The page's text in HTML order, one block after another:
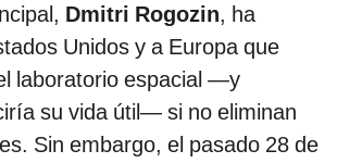
Dmitri Rogozin, ha
Unidos y a Europa que
laboratorio espacial —y
su vida útil— si no eliminan
Sin embargo, el pasado 28 de